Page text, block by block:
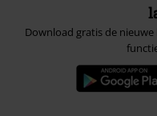
Download gratis de